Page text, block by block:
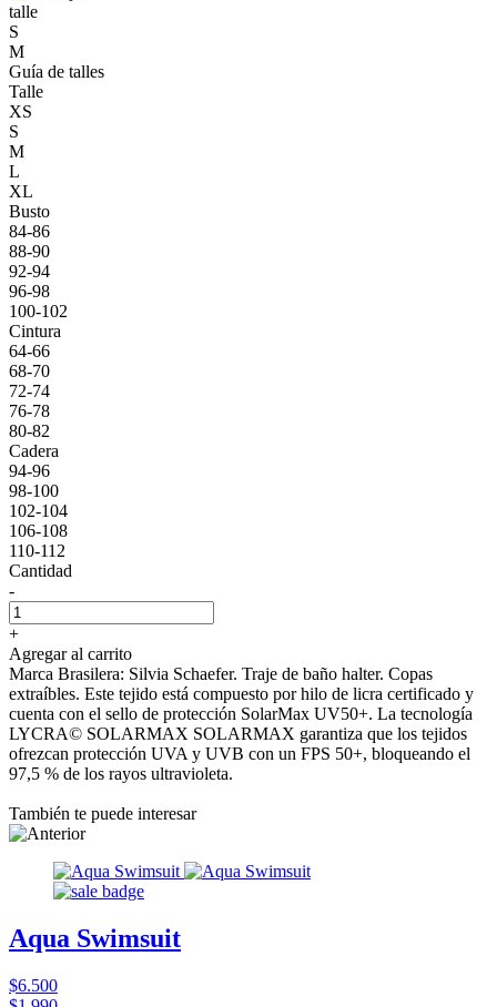
talle
S
M
Guía de talles
Talle
XS
S
M
L
XL
Busto
84-86
88-90
92-94
96-98
100-102
Cintura
64-66
68-70
72-74
76-78
80-82
Cadera
94-96
98-100
102-104
106-108
110-112
Cantidad
-
+
Agregar al carrito
Marca Brasilera: Silvia Schaefer. Traje de baño halter. Copas
extraíbles. Este tejido está compuesto por hilo de licra certificado y
cuenta con el sello de protección SolarMax UV50+. La tecnología
LYCRA© SOLARMAX SOLARMAX garantiza que los tejidos
ofrezcan protección UVA y UVB con un FPS 50+, bloqueando el
97,5 % de los rayos ultravioleta.
También te puede interesar
Aqua Swimsuit
$6.500